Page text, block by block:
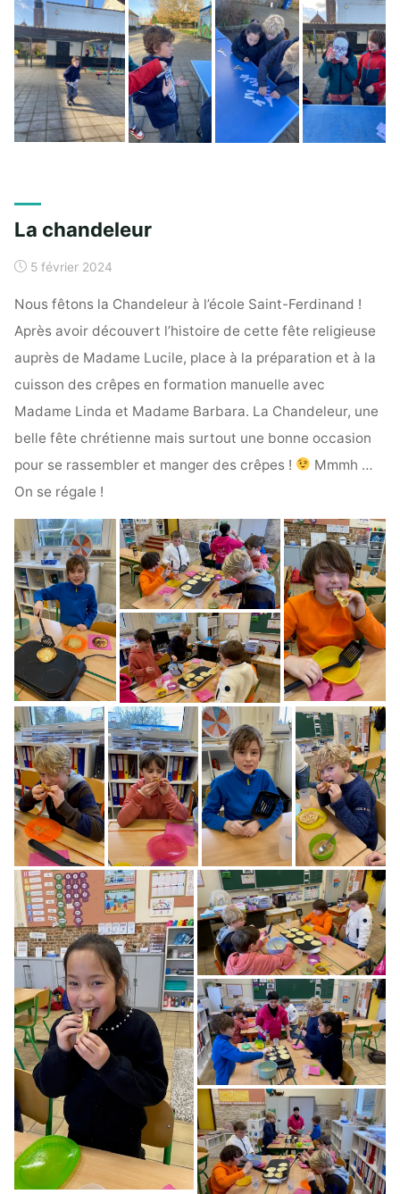
La chandeleur
5 février 2024
Nous fêtons la Chandeleur à l’école Saint-Ferdinand !
Après avoir découvert l’histoire de cette fête religieuse
auprès de Madame Lucile, place à la préparation et à la
cuisson des crêpes en formation manuelle avec
Madame Linda et Madame Barbara. La Chandeleur, une
belle fête chrétienne mais surtout une bonne occasion
pour se rassembler et manger des crêpes !
Mmmh …
On se régale !